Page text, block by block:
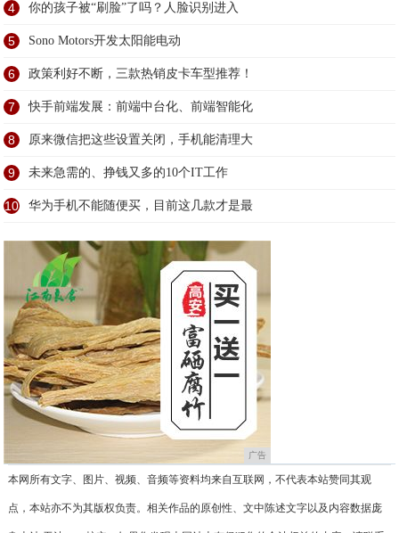
4 你的孩子被“刷脸”了吗？人脸识别进入
5 Sono Motors开发太阳能电动
6 政策利好不断，三款热销皮卡车型推荐！
7 快手前端发展：前端中台化、前端智能化
8 原来微信把这些设置关闭，手机能清理大
9 未来急需的、挣钱又多的10个IT工作
10 华为手机不能随便买，目前这几款才是最
广告
本网所有文字、图片、视频、音频等资料均来自互联网，不代表本站赞同其观
点，本站亦不为其版权负责。相关作品的原创性、文中陈述文字以及内容数据庞